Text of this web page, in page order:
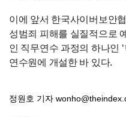
이에 앞서 한국사이버보안
성범죄 피해를 실질적으로
인 직무연수 과정의 하나인
연수원에 개설한 바 있다.
정원호 기자